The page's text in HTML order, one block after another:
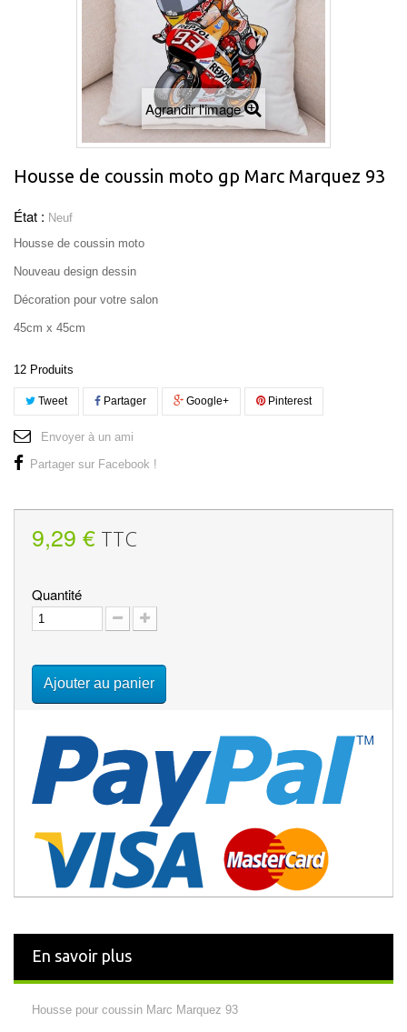
Agrandir l'image
Housse de coussin moto gp Marc Marquez 93
État : Neuf
Housse de coussin moto
Nouveau design dessin
Décoration pour votre salon
45cm x 45cm
12 Produits
Tweet Partager Google+ Pinterest
Envoyer à un ami
Partager sur Facebook !
9,29 € TTC
Quantité
Ajouter au panier
En savoir plus
Housse pour coussin Marc Marquez 93